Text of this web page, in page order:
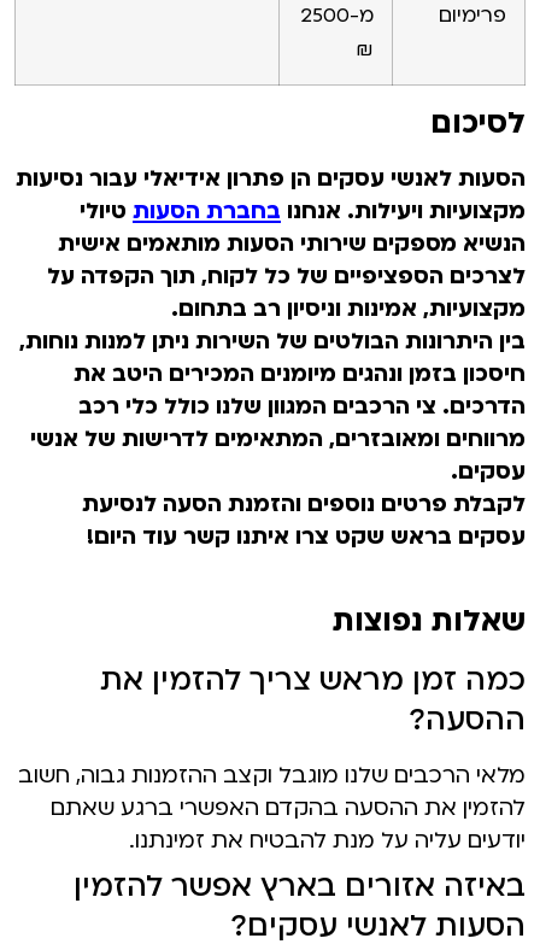
פרימיום
מ-2500
₪
לסיכום
הסעות לאנשי עסקים הן פתרון אידיאלי עבור נסיעות
מקצועיות ויעילות. אנחנו בחברת הסעות טיולי
הנשיא מספקים שירותי הסעות מותאמים אישית
לצרכים הספציפיים של כל לקוח, תוך הקפדה על
מקצועיות, אמינות וניסיון רב בתחום.
בין היתרונות הבולטים של השירות ניתן למנות נוחות,
חיסכון בזמן ונהגים מיומנים המכירים היטב את
הדרכים. צי הרכבים המגוון שלנו כולל כלי רכב
מרווחים ומאובזרים, המתאימים לדרישות של אנשי
עסקים.
לקבלת פרטים נוספים והזמנת הסעה לנסיעת
עסקים בראש שקט צרו איתנו קשר עוד היום!
שאלות נפוצות
כמה זמן מראש צריך להזמין את
ההסעה?
מלאי הרכבים שלנו מוגבל וקצב ההזמנות גבוה, חשוב
להזמין את ההסעה בהקדם האפשרי ברגע שאתם
יודעים עליה על מנת להבטיח את זמינתנו.
באיזה אזורים בארץ אפשר להזמין
הסעות לאנשי עסקים?